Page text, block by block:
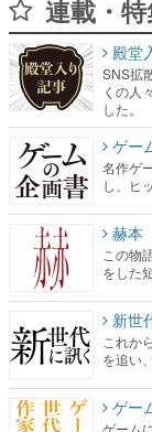
連載・
殿堂
SNS拡
くの人
した。
ゲー
名作ゲ
し、ヒ
赫本
この物
をした
新世
これか
を追い
ゲー